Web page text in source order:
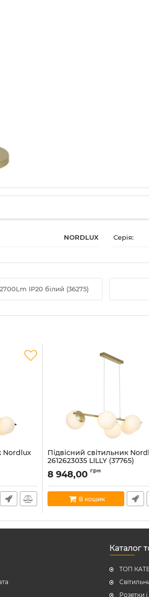
NORDLUX Серія:
IP20 білий (36275)
Nordlux
Підвісний світильник
2612623035 LILLY (37765)
Артикул: 2612623035
В наявності: 2
8 948,00 грн
В кошик
Каталог
ТОП
Розетки